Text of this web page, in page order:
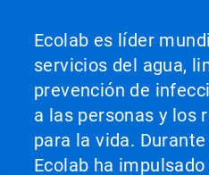
Ecolab es líder
servicios del agua,
prevención de
a las personas y los
para la vida.
Ecolab ha